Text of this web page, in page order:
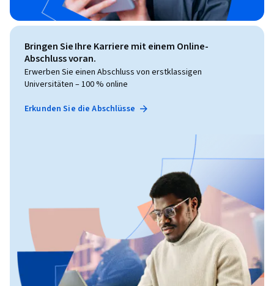
Bringen Sie Ihre Karriere mit einem Online-
Abschluss voran.
Erwerben Sie einen Abschluss von erstklassigen
Universitäten – 100 % online
Erkunden Sie die Abschlüsse